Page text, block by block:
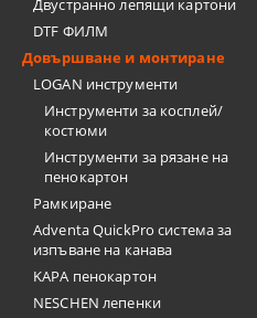
Двустранно лепящи картони
DTF ФИЛМ
Довършване и монтиране
LOGAN инструменти
Инструменти за косплей/
костюми
Инструменти за рязане на
пенокартон
Рамкиране
Adventa QuickPro система за
изпъване на канава
KAPA пенокартон
NESCHEN лепенки